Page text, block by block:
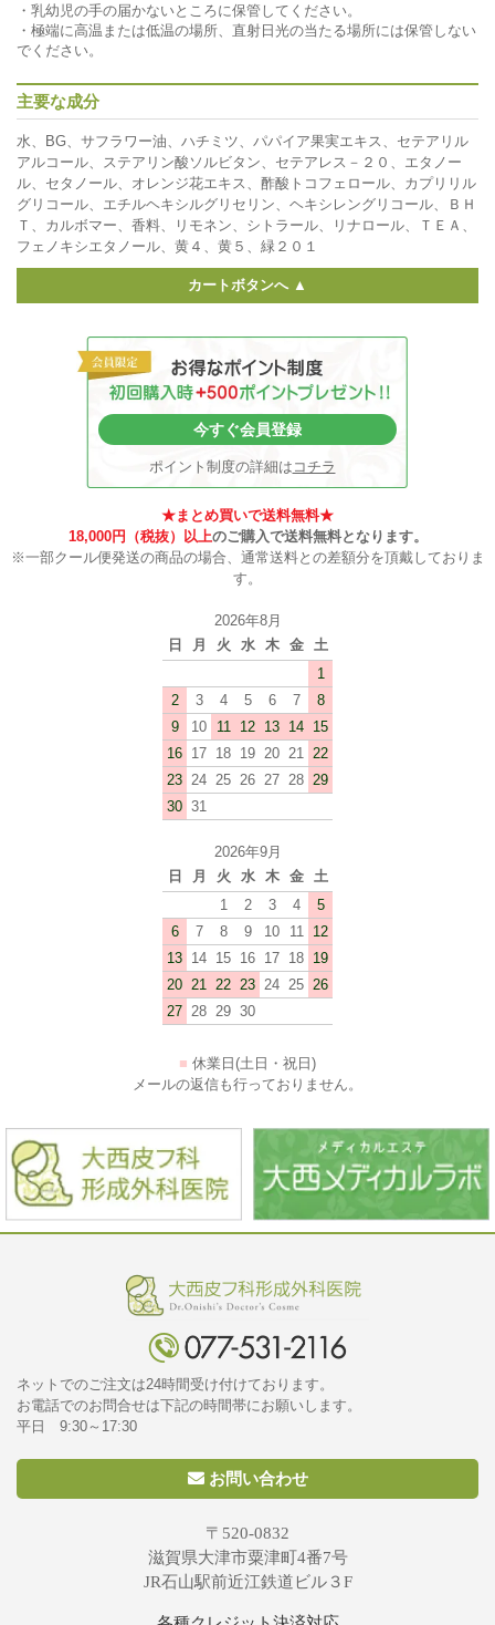
・乳幼児の手の届かないところに保管してください。
・極端に高温または低温の場所、直射日光の当たる場所には保管しない
でください。
主要な成分
水、BG、サフラワー油、ハチミツ、パパイア果実エキス、セテアリル
アルコール、ステアリン酸ソルビタン、セテアレス－２０、エタノー
ル、セタノール、オレンジ花エキス、酢酸トコフェロール、カプリリル
グリコール、エチルヘキシルグリセリン、ヘキシレングリコール、ＢＨ
Ｔ、カルボマー、香料、リモネン、シトラール、リナロール、ＴＥＡ、
フェノキシエタノール、黄４、黄５、緑２０１
カートボタンへ ▲
今すぐ会員登録
ポイント制度の詳細は コチラ
★まとめ買いで送料無料★
18,000円（税抜）以上のご購入で送料無料となります。
※一部クール便発送の商品の場合、通常送料との差額分を頂戴しておりま
す。
2026年8月
日
月 火 水 木 金
土
1
2
3 4 5 6 7
8
9
10 11 12 13 14 15
16 17 18 19 20 21
22
23 24 25 26 27 28 29
30 31
2026年9月
日
月 火 水 木 金
土
1
2 3 4
5
6
7 8 9 10 11
12
13 14 15 16 17 18 19
20 21 22 23 24 25 26
27 28 29 30
■ 休業日(土日・祝日)
メールの返信も行っておりません。
ネットでのご注文は24時間受け付けております。
お電話でのお問合せは下記の時間帯にお願いします。
平日 9:30～17:30
お問い合わせ
〒520-0832
滋賀県大津市粟津町4番7号
JR石山駅前近江鉄道ビル３F